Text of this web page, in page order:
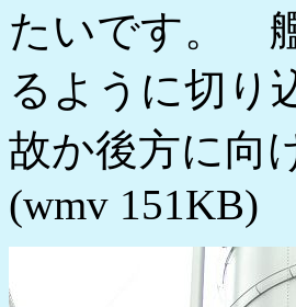
たいです。
るように切
故か後方に向
(wmv 151KB)